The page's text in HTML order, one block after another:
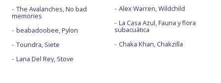
The Avalanches, No bad
memories
beabadoobee, Pylon
Toundra, Siete
Lana Del Rey, Stove
Alex Warren, Wildchild
La Casa Azul, Fauna y flora
subacuática
Chaka Khan, Chakzilla